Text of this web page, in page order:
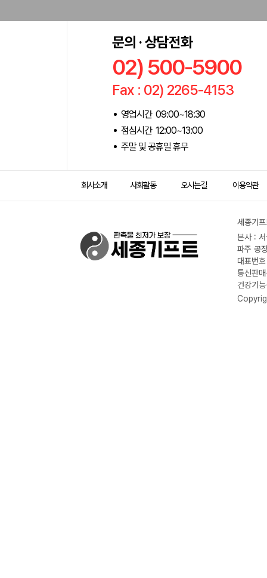
문의 · 상담전화
02) 500-5900
Fax : 02) 2265-4153
영업시간 09:00~18:30
점심시간 12:00~13:00
주말 및 공휴일 휴무
회사소개 사회활동 오시는길 이용약관
세종기
본사 :
파주 공
대표번
통신판
건강기